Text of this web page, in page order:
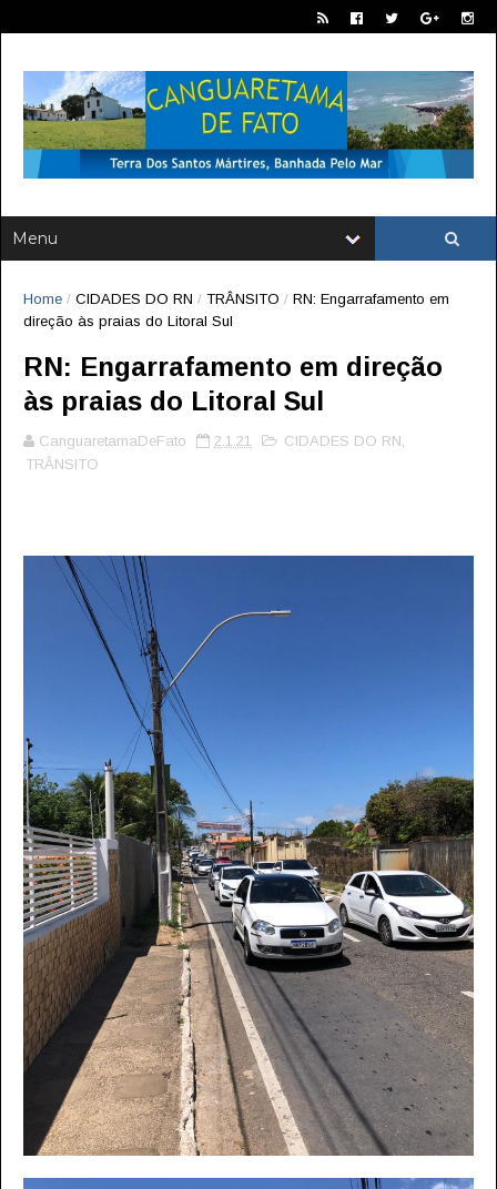
Home / CIDADES DO RN / TRÂNSITO / RN: Engarrafamento em
direção às praias do Litoral Sul
RN: Engarrafamento em direção
às praias do Litoral Sul
CanguaretamaDeFato 2.1.21 CIDADES DO RN,
TRÂNSITO